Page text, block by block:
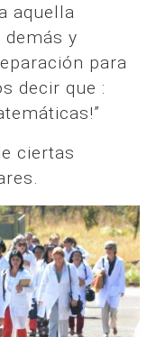
aquella
y
para
decir que :
ciertas